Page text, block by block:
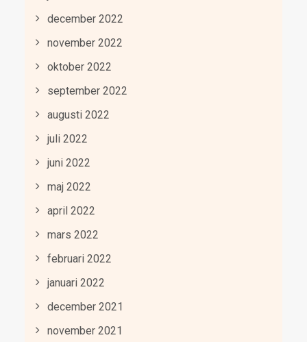
december 2022
november 2022
oktober 2022
september 2022
augusti 2022
juli 2022
juni 2022
maj 2022
april 2022
mars 2022
februari 2022
januari 2022
december 2021
november 2021